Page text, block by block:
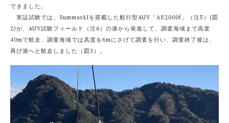
できました。
実証試験では、SummarAIを搭載した航行型AUV「AE2000f」（注5）(図
2)が、AUV試験フィールド（注6）の港から発進して、調査海域まで高度
40mで航走、調査海域では高度を6mにさげて調査を行い、調査終了後は、
再び港へと航走しました（図3）。